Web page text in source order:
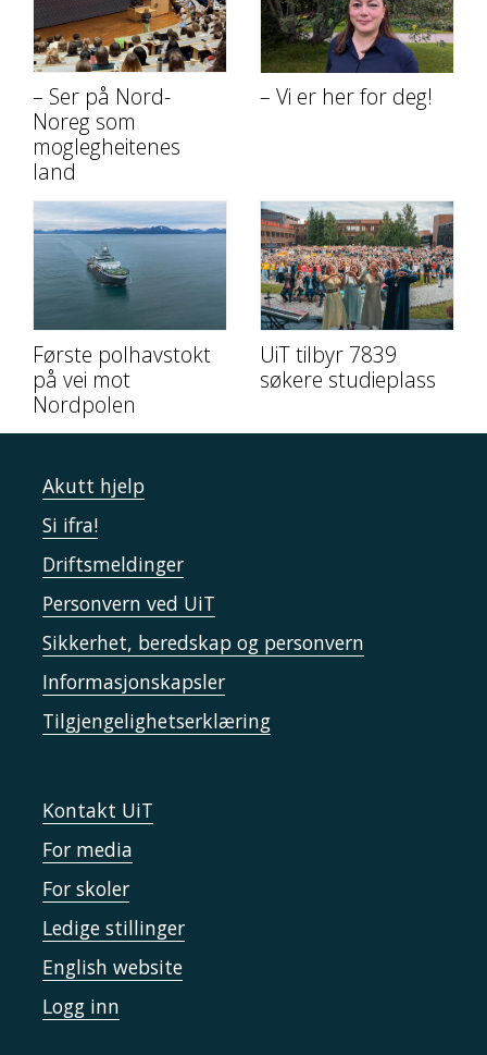
– Ser på Nord-
Noreg som
moglegheitenes
land
– Vi er her for deg!
Første polhavstokt
på vei mot
Nordpolen
UiT tilbyr 7839
søkere studieplass
Akutt hjelp
Si ifra!
Driftsmeldinger
Personvern ved UiT
Sikkerhet, beredskap og personvern
Informasjonskapsler
Tilgjengelighetserklæring
Kontakt UiT
For media
For skoler
Ledige stillinger
English website
Logg inn